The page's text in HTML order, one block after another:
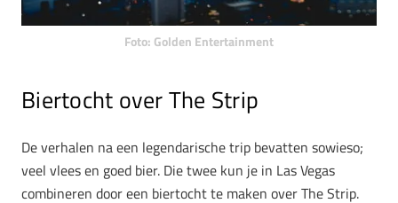
Foto: Golden Entertainment
Biertocht over The Strip
De verhalen na een legendarische trip bevatten sowieso;
veel vlees en goed bier. Die twee kun je in Las Vegas
combineren door een biertocht te maken over The Strip.